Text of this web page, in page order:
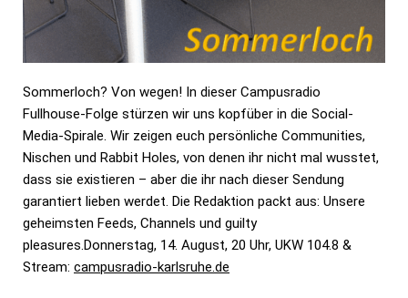
Sommerloch? Von wegen! In dieser Campusradio
Fullhouse-Folge stürzen wir uns kopfüber in die Social-
Media-Spirale. Wir zeigen euch persönliche Communities,
Nischen und Rabbit Holes, von denen ihr nicht mal wusstet,
dass sie existieren – aber die ihr nach dieser Sendung
garantiert lieben werdet. Die Redaktion packt aus: Unsere
geheimsten Feeds, Channels und guilty
pleasures.Donnerstag, 14. August, 20 Uhr, UKW 104.8 &
Stream: campusradio-karlsruhe.de